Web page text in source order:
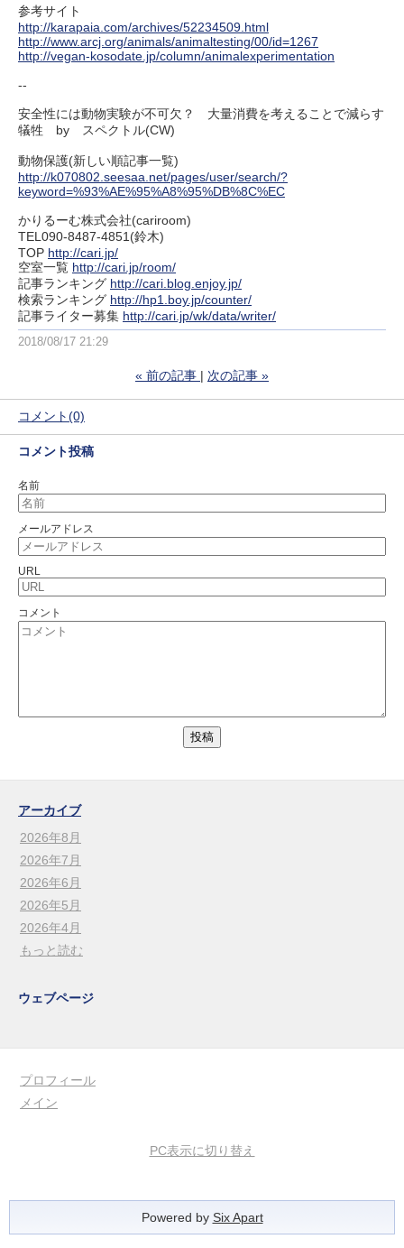
参考サイト
http://karapaia.com/archives/52234509.html
http://www.arcj.org/animals/animaltesting/00/id=1267
http://vegan-kosodate.jp/column/animalexperimentation
--
安全性には動物実験が不可欠？ 大量消費を考えることで減らす
犠牲 by スペクトル(CW)
動物保護(新しい順記事一覧)
http://k070802.seesaa.net/pages/user/search/?
keyword=%93%AE%95%A8%95%DB%8C%EC
かりるーむ株式会社(cariroom)
TEL090-8487-4851(鈴木)
TOP http://cari.jp/
空室一覧 http://cari.jp/room/
記事ランキング http://cari.blog.enjoy.jp/
検索ランキング http://hp1.boy.jp/counter/
記事ライター募集 http://cari.jp/wk/data/writer/
2018/08/17 21:29
« 前の記事 次の記事 »
コメント(0)
コメント投稿
名前
メールアドレス
URL
コメント
アーカイブ
2026年8月
2026年7月
2026年6月
2026年5月
2026年4月
もっと読む
ウェブページ
プロフィール
メイン
PC表示に切り替え
Powered by Six Apart